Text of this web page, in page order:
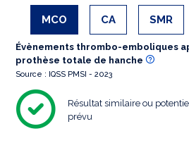
MCO CA SMR
Évènements thrombo-emboliques
prothèse totale de hanche
Source : IQSS PMSI - 2023
Résultat similaire ou
prévu